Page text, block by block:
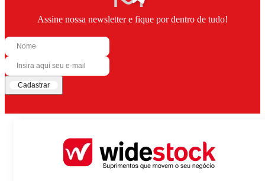
Assine nossa newsletter e fique por dentro de tudo!
Cadastrar